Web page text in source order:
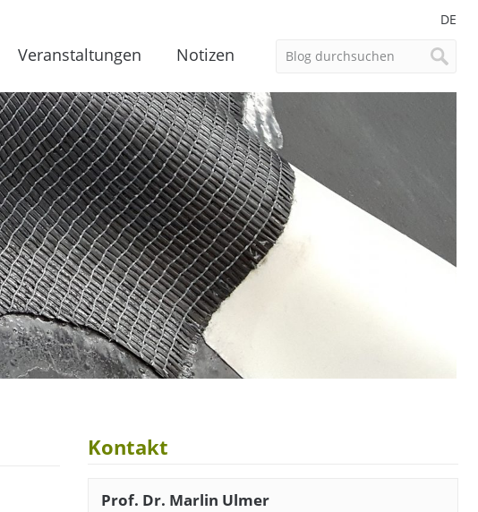
DE
Veranstaltungen Notizen
Kontakt
Prof. Dr. Marlin Ulmer